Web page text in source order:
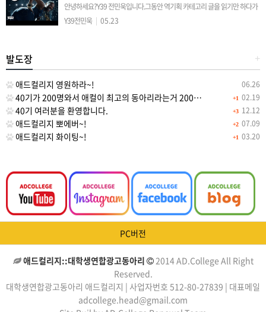
안녕하세요?Y39 전민욱입니다.그동안 역기획 카테고리 글을 읽기만 하다가
제가 작성해보는 날이 오네요.각설하고 시작하겠습니다.Levi’s가 TBWA와
Y39전민욱 | 05.23
+
발도장
06.26
애드컬리지 영원하라~!
+1 02.19
40기가 200명와서 애컬이 최고의 동아리라는거 200…
+3 12.12
40기 여러분을 환영합니다.
+2 07.09
애드컬리지 뽀에버~!
+1 03.20
애드컬리지 화이팅~!
PC버전
애드컬리지::대학생연합광고동아리
2014 AD.College All Right
Reserved.
대학생연합광고동아리 애드컬리지 | 사업자번호 512-80-27839 | 대표메일
adcollege.head@gmail.com